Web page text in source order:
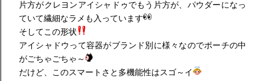
片方がクレヨンアイシャドゥでもう片方が、パウダーになっ
ていて繊細なラメも入っています
そしてこの形状
アイシャドウって容器がブランド別に様々なのでポーチの中
がごちゃごちゃ～
だけど、このスマートさと多機能性はスゴ～イ